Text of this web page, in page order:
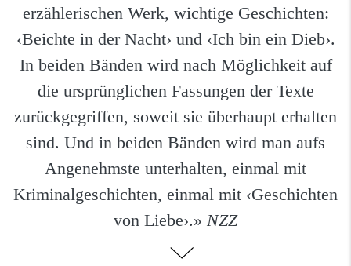
erzählerischen Werk, wichtige Geschichten:
‹Beichte in der Nacht› und ‹Ich bin ein Dieb›.
In beiden Bänden wird nach Möglichkeit auf
die ursprünglichen Fassungen der Texte
zurückgegriffen, soweit sie überhaupt erhalten
sind. Und in beiden Bänden wird man aufs
Angenehmste unterhalten, einmal mit
Kriminalgeschichten, einmal mit ‹Geschichten
von Liebe›.» NZZ